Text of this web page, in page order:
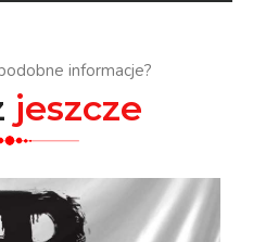
informacje?
jeszcze